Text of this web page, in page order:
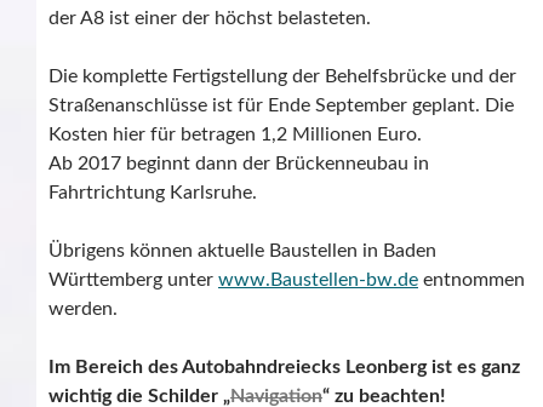
der A8 ist einer der höchst belasteten.
Die komplette Fertigstellung der Behelfsbrücke und der
Straßenanschlüsse ist für Ende September geplant. Die
Kosten hier für betragen 1,2 Millionen Euro.
Ab 2017 beginnt dann der Brückenneubau in
Fahrtrichtung Karlsruhe.
Übrigens können aktuelle Baustellen in Baden
Württemberg unter www.Baustellen-bw.de entnommen
werden.
Im Bereich des Autobahndreiecks Leonberg ist es ganz
wichtig die Schilder „Navigation“ zu beachten!